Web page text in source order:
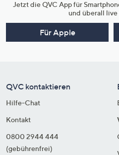
Jetzt die QVC App für
und überall
Für Apple
QVC kontaktieren
Hilfe-Chat
Kontakt
0800 2944 444
(gebührenfrei)